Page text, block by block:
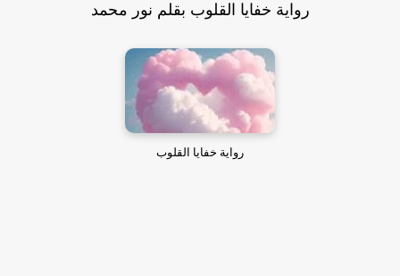
رواية خفايا القلوب بقلم نور محمد
رواية خفايا القلوب